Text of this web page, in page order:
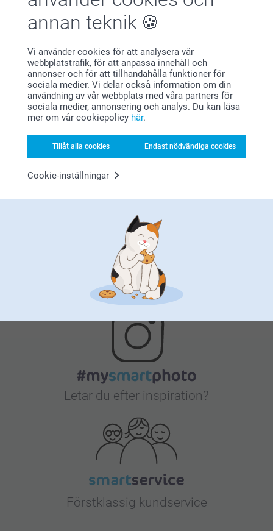
annan teknik
Vi använder cookies för att analysera vår
webbplatstrafik, för att anpassa innehåll och
annonser och för att tillhandahålla funktioner för
sociala medier. Vi delar också information om din
användning av vår webbplats med våra partners för
sociala medier, annonsering och analys. Du kan läsa
mer om vår cookiepolicy här.
Tillåt alla cookies Endast nödvändiga cookies
Cookie-inställningar
Varförsmartphoto?
Nöjd kundgaranti
Bonus på alla dina köp
Letar du efter inspiration?
Förstklassig kundservice